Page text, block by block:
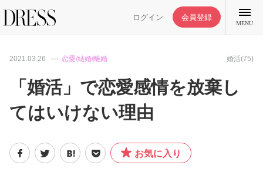
ログイン 会員登録
MENU
特集記事
DRESS部活
2021.03.26 恋愛/結婚/離婚 婚活(75)
「婚活」で恋愛感情を放棄し
てはいけない理由
お気に入り